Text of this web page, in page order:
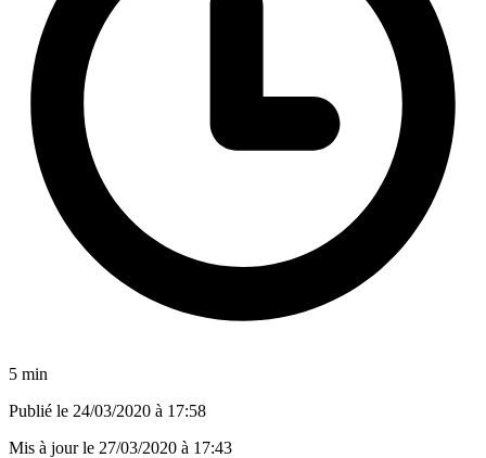
5 min
Publié le 24/03/2020 à 17:58
Mis à jour le 27/03/2020 à 17:43